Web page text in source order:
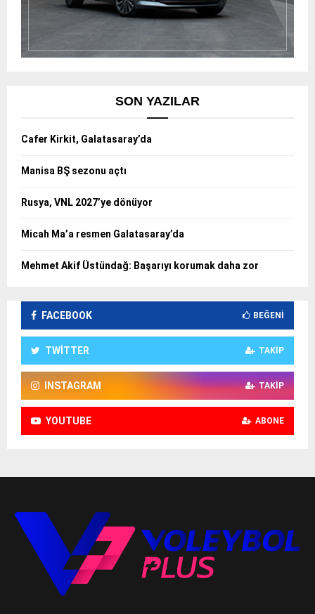
SON YAZILAR
Cafer Kirkit, Galatasaray’da
Manisa BŞ sezonu açtı
Rusya, VNL 2027’ye dönüyor
Micah Ma’a resmen Galatasaray’da
Mehmet Akif Üstündağ: Başarıyı korumak daha zor
FACEBOOK BEĞENI
TWITTER TAKIP
INSTAGRAM TAKIP
YOUTUBE ABONE